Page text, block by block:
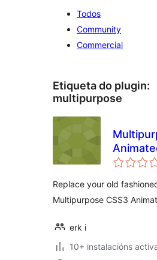
Todos
Community
Commercial
Etiqueta do plugin:
multipurpose
Replace your old
Multipurpose CSS3
erk i
10+ instalacións